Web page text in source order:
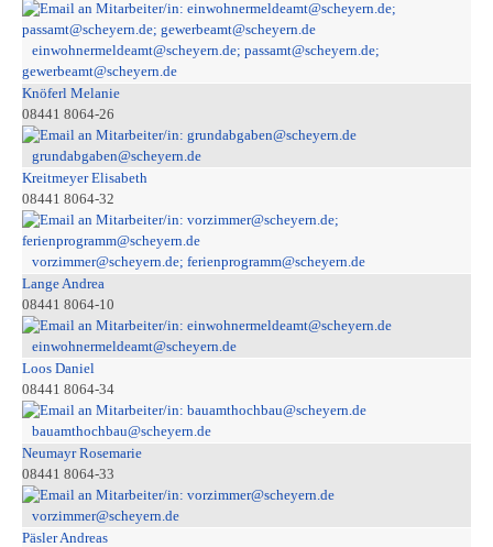
einwohnermeldeamt@scheyern.de; passamt@scheyern.de;
gewerbeamt@scheyern.de
Knöferl Melanie
08441 8064-26
grundabgaben@scheyern.de
Kreitmeyer Elisabeth
08441 8064-32
vorzimmer@scheyern.de; ferienprogramm@scheyern.de
Lange Andrea
08441 8064-10
einwohnermeldeamt@scheyern.de
Loos Daniel
08441 8064-34
bauamthochbau@scheyern.de
Neumayr Rosemarie
08441 8064-33
vorzimmer@scheyern.de
Päsler Andreas